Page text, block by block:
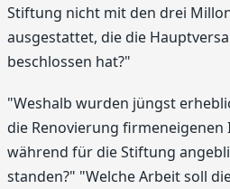
Stiftung nicht mit den drei
ausgestattet, die die
beschlossen hat?"
"Weshalb wurden jüngst
die Renovierung
während für die Stiftung
standen?" "Welche Arbeit soll